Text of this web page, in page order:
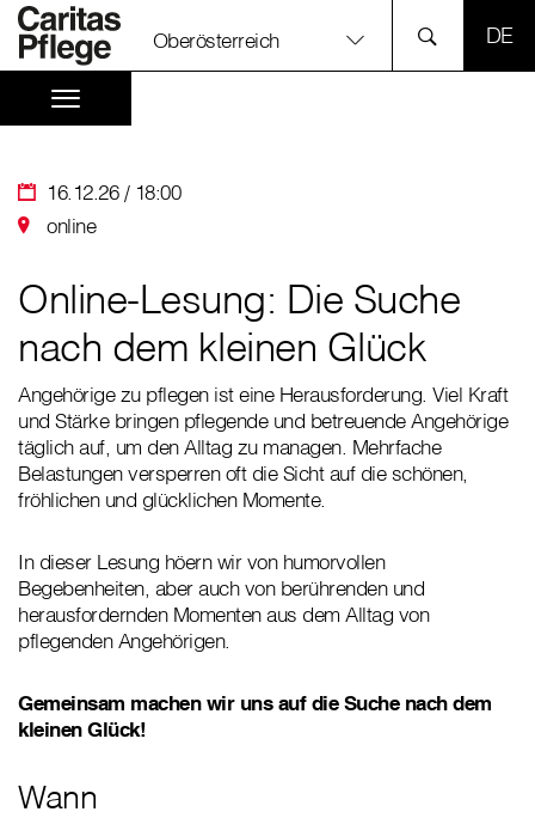
Oberösterreich
16.12.26 / 18:00
online
Online-Lesung: Die Suche
nach dem kleinen Glück
Angehörige zu pflegen ist eine Herausforderung. Viel Kraft
und Stärke bringen pflegende und betreuende Angehörige
täglich auf, um den Alltag zu managen. Mehrfache
Belastungen versperren oft die Sicht auf die schönen,
fröhlichen und glücklichen Momente.
In dieser Lesung höern wir von humorvollen
Begebenheiten, aber auch von berührenden und
herausfordernden Momenten aus dem Alltag von
pflegenden Angehörigen.
Gemeinsam machen wir uns auf die Suche nach dem
kleinen Glück!
Wann